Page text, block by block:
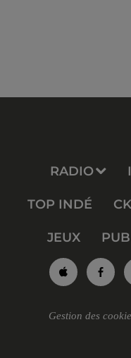
RADIO
TOP INDÉ
JEUX
Gestion des